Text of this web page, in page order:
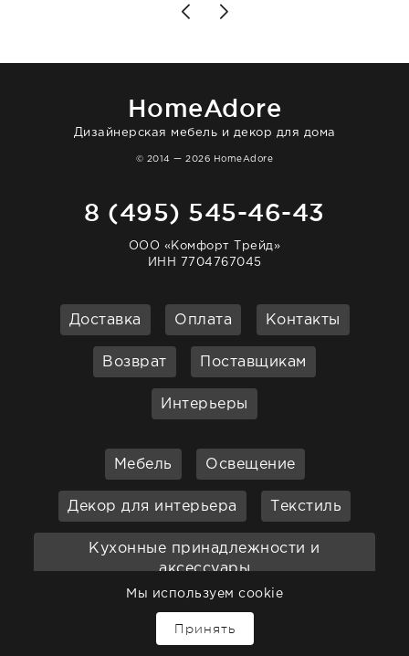
то качество выше всяких похвал. Выглядит
HomeAdore
Дизайнерская мебель и декор для дома
© 2014 — 2026 HomeAdore
8 (495) 545-46-43
ООО «Комфорт Трейд»
ИНН 7704767045
Доставка Оплата Контакты
Возврат Поставщикам
Интерьеры
Мебель Освещение
Декор для интерьера Текстиль
Кухонные принадлежности и
аксессуары
Ванная Садовая мебель
Мы используем cookie
Принять